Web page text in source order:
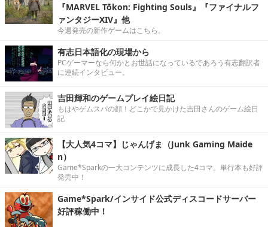
『MARVEL Tōkon: Fighting Souls』『ファイナルフ
ァンタジーXIV』他
今週発売の新作ゲームはこちら。
有志日本語化の現場から
PCゲーマーなら何かとお世話になっているであろう有志翻訳者
に連続インタビュー。
吉田輝和のゲームプレイ絵日記
もはやゲムスパの顔！どこかで見かけた吉田さんのゲーム絵日
記
【大人気4コマ】じゃんげま（Junk Gaming Maide
n）
Game*Sparkの一大コンテンツに成長した4コマ。単行本も好評
発売中！
Game*Spark/インサイド公式ディスコードサーバー
好評稼働中！